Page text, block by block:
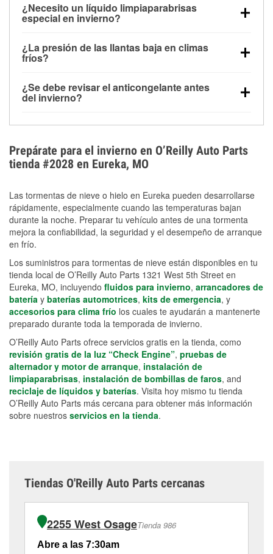
debajo de los 32 °F y puede perder hasta la mitad de
su potencia de arranque cerca de los 0 °F, lo que
arranque.
¿Necesito un líquido limpiaparabrisas
especial en invierno?
la congelación y ayuda a disolver la sal y la nieve
derretida en la carretera para mejorar la visibilidad.
¿La presión de las llantas baja en climas
fríos?
alrededor de 1 PSI por cada 10 °F que baja la
temperatura. Puedes obtener más información sobre
¿Se debe revisar el anticongelante antes
del invierno?
el sobrecalentamiento en condiciones de frío
extremo. Aprende cómo comprobar la protección
anticongelante en nuestra sección How-To.
Prepárate para el invierno en O’Reilly Auto Parts
tienda #2028 en Eureka, MO
Las tormentas de nieve o hielo en Eureka pueden desarrollarse
rápidamente, especialmente cuando las temperaturas bajan
durante la noche. Preparar tu vehículo antes de una tormenta
mejora la confiabilidad, la seguridad y el desempeño de arranque
en frío.
Los suministros para tormentas de nieve están disponibles en tu
tienda local de O’Reilly Auto Parts 1321 West 5th Street en
Eureka, MO, incluyendo fluidos para invierno, arrancadores de
batería y baterías automotrices, kits de emergencia, y
accesorios para clima frío los cuales te ayudarán a mantenerte
preparado durante toda la temporada de invierno.
O’Reilly Auto Parts ofrece servicios gratis en la tienda, como
revisión gratis de la luz “Check Engine”, pruebas de
alternador y motor de arranque, instalación de
limpiaparabrisas, instalación de bombillas de faros, and
reciclaje de líquidos y baterías. Visita hoy mismo tu tienda
O’Reilly Auto Parts más cercana para obtener más información
sobre nuestros servicios en la tienda.
Tiendas O'Reilly Auto Parts cercanas
2255 West OsageTienda 986
Abre a las 7:30am